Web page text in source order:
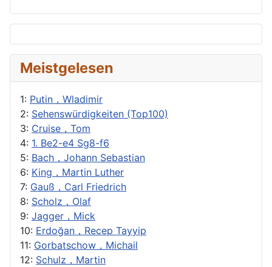
Meistgelesen
1: Putin，Wladimir
2: Sehenswürdigkeiten (Top100)
3: Cruise，Tom
4: 1. Be2-e4 Sg8-f6
5: Bach，Johann Sebastian
6: King，Martin Luther
7: Gauß，Carl Friedrich
8: Scholz，Olaf
9: Jagger，Mick
10: Erdoğan，Recep Tayyip
11: Gorbatschow，Michail
12: Schulz，Martin